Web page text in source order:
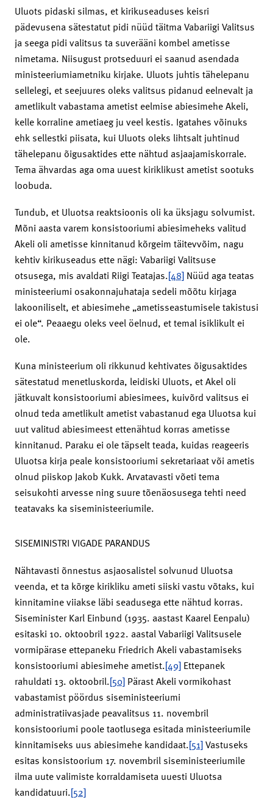
Uluots pidaski silmas, et kirikuseaduses keisri
pädevusena sätestatut pidi nüüd täitma Vabariigi Valitsus
ja seega pidi valitsus ta suverääni kombel ametisse
nimetama. Niisugust protseduuri ei saanud asendada
ministeeriumiametniku kirjake. Uluots juhtis tähelepanu
sellelegi, et seejuures oleks valitsus pidanud eelnevalt ja
ametlikult vabastama ametist eelmise abiesimehe Akeli,
kelle korraline ametiaeg ju veel kestis. Igatahes võinuks
ehk sellestki piisata, kui Uluots oleks lihtsalt juhtinud
tähelepanu õigusaktides ette nähtud asjaajamiskorrale.
Tema ähvardas aga oma uuest kiriklikust ametist sootuks
loobuda.
Tundub, et Uluotsa reaktsioonis oli ka üksjagu solvumist.
Mõni aasta varem konsistooriumi abiesimeheks valitud
Akeli oli ametisse kinnitanud kõrgeim täitevvõim, nagu
kehtiv kirikuseadus ette nägi: Vabariigi Valitsuse
otsusega, mis avaldati Riigi Teatajas.[48] Nüüd aga teatas
ministeeriumi osakonnajuhataja sedeli mõõtu kirjaga
lakooniliselt, et abiesimehe „ametisseastumisele takistusi
ei ole“. Peaaegu oleks veel öelnud, et temal isiklikult ei
ole.
Kuna ministeerium oli rikkunud kehtivates õigusaktides
sätestatud menetluskorda, leidiski Uluots, et Akel oli
jätkuvalt konsistooriumi abiesimees, kuivõrd valitsus ei
olnud teda ametlikult ametist vabastanud ega Uluotsa kui
uut valitud abiesimeest ettenähtud korras ametisse
kinnitanud. Paraku ei ole täpselt teada, kuidas reageeris
Uluotsa kirja peale konsistooriumi sekretariaat või ametis
olnud piiskop Jakob Kukk. Arvatavasti võeti tema
seisukohti arvesse ning suure tõenäosusega tehti need
teatavaks ka siseministeeriumile.
SISEMINISTRI VIGADE PARANDUS
Nähtavasti õnnestus asjaosalistel solvunud Uluotsa
veenda, et ta kõrge kirikliku ameti siiski vastu võtaks, kui
kinnitamine viiakse läbi seadusega ette nähtud korras.
Siseminister Karl Einbund (1935. aastast Kaarel Eenpalu)
esitaski 10. oktoobril 1922. aastal Vabariigi Valitsusele
vormipärase ettepaneku Friedrich Akeli vabastamiseks
konsistooriumi abiesimehe ametist.[49] Ettepanek
rahuldati 13. oktoobril.[50] Pärast Akeli vormikohast
vabastamist pöördus siseministeeriumi
administratiivasjade peavalitsus 11. novembril
konsistooriumi poole taotlusega esitada ministeeriumile
kinnitamiseks uus abiesimehe kandidaat.[51]Vastuseks
esitas konsistoorium 17. novembril siseministeeriumile
ilma uute valimiste korraldamiseta uuesti Uluotsa
kandidatuuri.[52]